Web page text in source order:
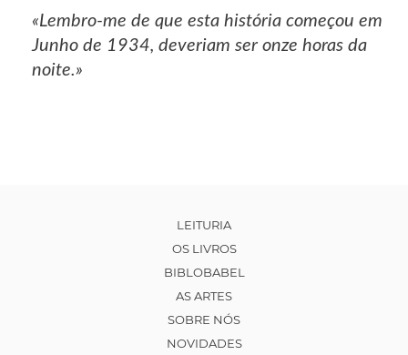
«Lembro-me de que esta história começou em
Junho de 1934, deveriam ser onze horas da
noite.»
LEITURIA
OS LIVROS
BIBLOBABEL
AS ARTES
SOBRE NÓS
NOVIDADES